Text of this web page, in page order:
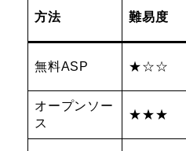
方法 難易度
無料ASP ★☆☆
オープンソー
ス
★★★